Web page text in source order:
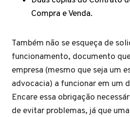
Compra e Venda.
Também não se esqueça de
funcionamento, documento
empresa (mesmo que seja um
advocacia) a funcionar em um
Encare essa obrigação
de evitar problemas, já que